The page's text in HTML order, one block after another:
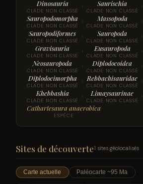
Dinosauria
CLADE NON CLASSÉ › Saurischia
CLADE NON CLASSÉ ›
Sauropodomorpha
CLADE NON CLASSÉ › Massopoda
CLADE NON CLASSÉ ›
Sauropodiformes
CLADE NON CLASSÉ › Sauropoda
CLADE NON CLASSÉ ›
Gravisauria
CLADE NON CLASSÉ › Eusauropoda
CLADE NON CLASSÉ ›
Neosauropoda
CLADE NON CLASSÉ › Diplodocoidea
CLADE NON CLASSÉ ›
Diplodocimorpha
CLADE NON CLASSÉ › Rebbachisauridae
CLADE NON CLASSÉ ›
Khebbashia
CLADE NON CLASSÉ › Limaysaurinae
CLADE NON CLASSÉ ›
Cathartesaura anaerobica
ESPÈCE
Sites de découverte1 sites géolocalisés
Carte actuelle Paléocarte ~95 Ma